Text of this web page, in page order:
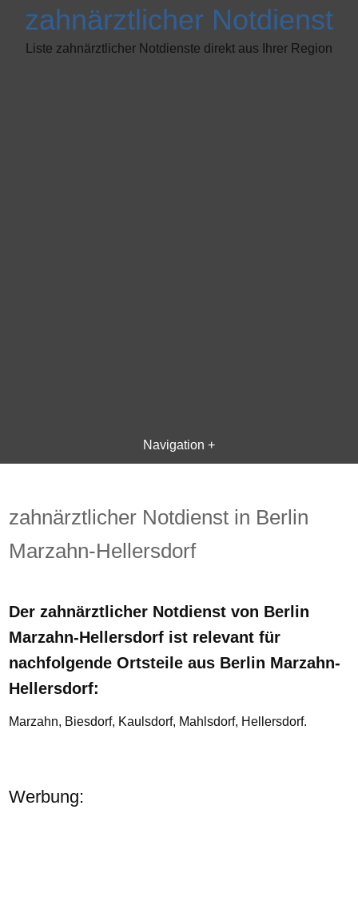
zahnärztlicher Notdienst
Liste zahnärztlicher Notdienste direkt aus Ihrer Region
Navigation +
zahnärztlicher Notdienst in Berlin
Marzahn-Hellersdorf
Der zahnärztlicher Notdienst von Berlin
Marzahn-Hellersdorf ist relevant für
nachfolgende Ortsteile aus Berlin Marzahn-
Hellersdorf:
Marzahn, Biesdorf, Kaulsdorf, Mahlsdorf, Hellersdorf.
Werbung: